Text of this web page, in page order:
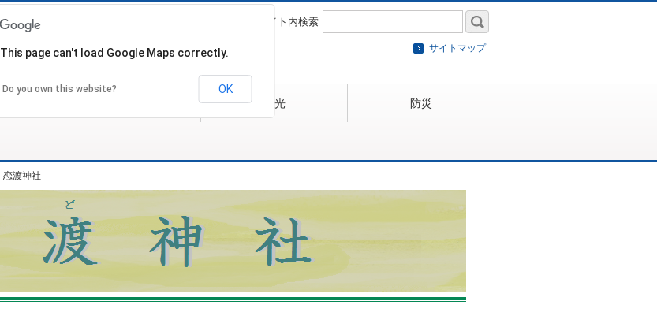
サイト内検索
サイトマップ
観光 防災
恋渡神社
This page can't load Google Maps correctly.
Do you own this website? OK